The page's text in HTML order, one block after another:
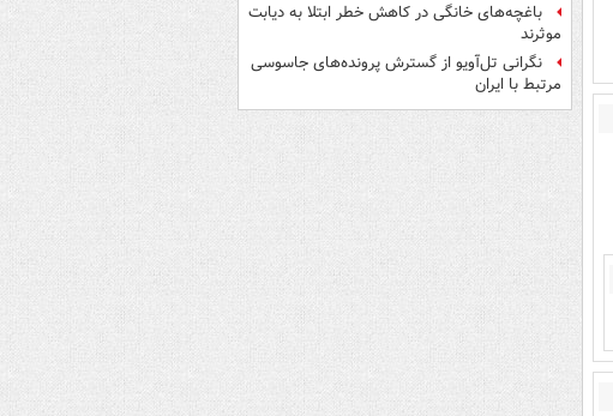
باغچه‌های خانگی در کاهش خطر ابتلا به دیابت
موثرند
نگرانی تل‌آویو از گسترش پرونده‌های جاسوسی
مرتبط با ایران